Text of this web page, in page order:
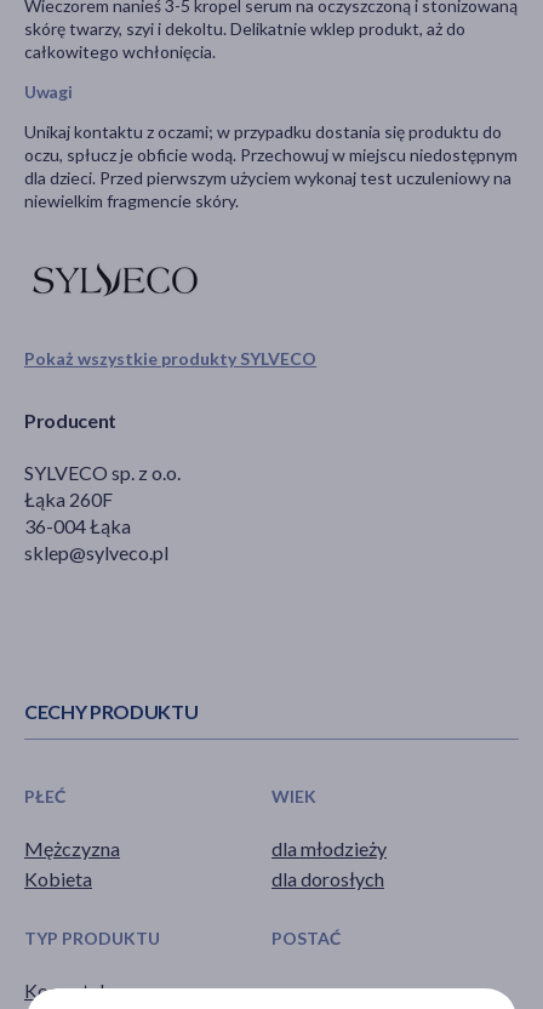
Pokaż wszystkie produkty SYLVECO
Producent
SYLVECO sp. z o.o.
Łąka 260F
36-004 Łąka
sklep@sylveco.pl
Wieczorem nanieś 3-5 kropel serum na oczyszczoną i stonizowaną
skórę twarzy, szyi i dekoltu. Delikatnie wklep produkt, aż do
całkowitego wchłonięcia.
Uwagi
Unikaj kontaktu z oczami; w przypadku dostania się produktu do
oczu, spłucz je obficie wodą. Przechowuj w miejscu niedostępnym
dla dzieci. Przed pierwszym użyciem wykonaj test uczuleniowy na
niewielkim fragmencie skóry.
CECHY PRODUKTU
PŁEĆ
Mężczyzna
Kobieta
WIEK
dla młodzieży
dla dorosłych
TYP PRODUKTU
Kosmetyk
POSTAĆ
serum